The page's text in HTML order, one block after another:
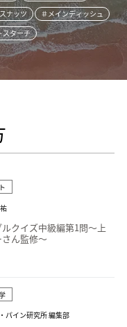
ナッツ
＃メインディッシュ
スターチ
クイズ中級編第1問〜上
ん監修〜
パイン研究所 編集部